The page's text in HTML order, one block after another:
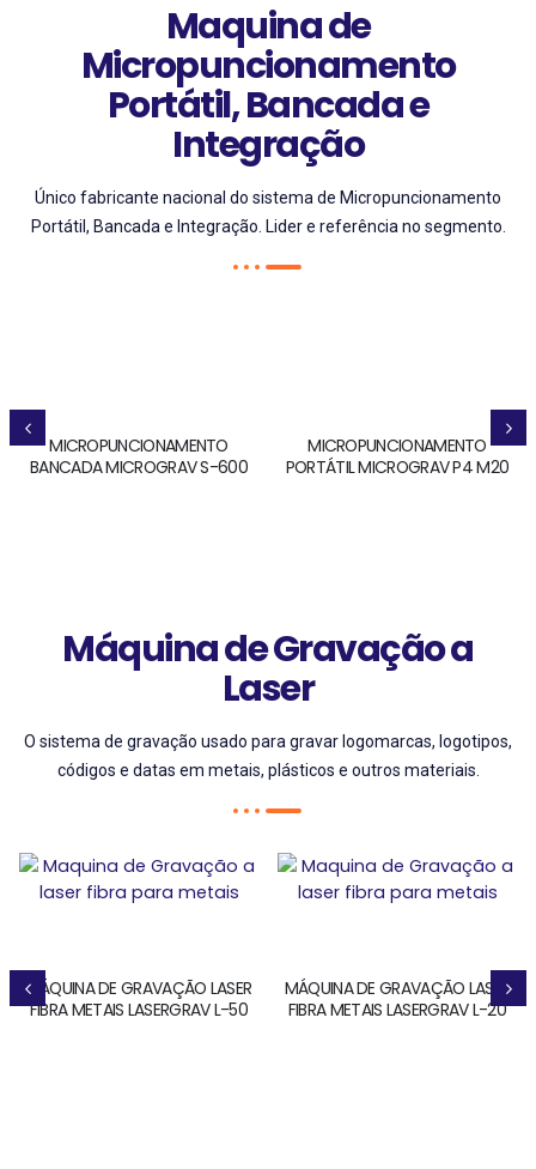
Maquina de
Micropuncionamento
Portátil, Bancada e
Integração
Único fabricante nacional do sistema de Micropuncionamento
Portátil, Bancada e Integração. Lider e referência no segmento.
MICROPUNCIONAMENTO
BANCADA MICROGRAV S-600
MICROPUNCIONAMENTO
PORTÁTIL MICROGRAV P4 M20
Máquina de Gravação a
Laser
O sistema de gravação usado para gravar logomarcas, logotipos,
códigos e datas em metais, plásticos e outros materiais.
MÁQUINA DE GRAVAÇÃO LASER
FIBRA METAIS LASERGRAV L-50
MÁQUINA DE GRAVAÇÃO LASER
FIBRA METAIS LASERGRAV L-20